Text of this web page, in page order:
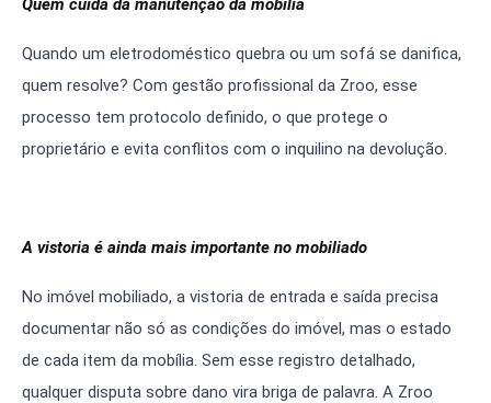
Quem cuida da manutenção da mobília
Quando um eletrodoméstico quebra ou um sofá se danifica,
quem resolve? Com gestão profissional da Zroo, esse
processo tem protocolo definido, o que protege o
proprietário e evita conflitos com o inquilino na devolução.
A vistoria é ainda mais importante no mobiliado
No imóvel mobiliado, a vistoria de entrada e saída precisa
documentar não só as condições do imóvel, mas o estado
de cada item da mobília. Sem esse registro detalhado,
qualquer disputa sobre dano vira briga de palavra. A Zroo